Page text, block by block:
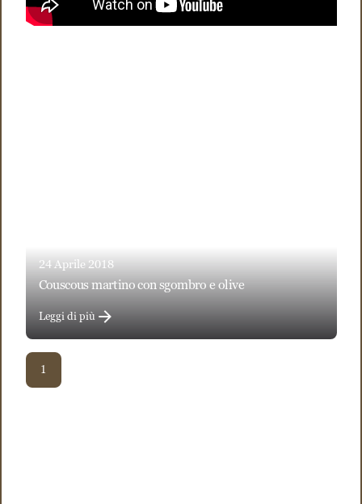
24 Aprile 2018
couscous martino con sgombro e olive
Leggi di più
1